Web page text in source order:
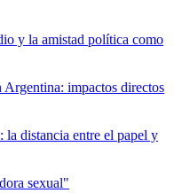
y la amistad política como
impactos directos
la distancia entre el papel y
sexual"